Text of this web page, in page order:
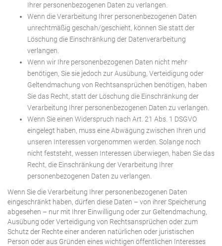
Ihrer personenbezogenen Daten zu verlangen.
Wenn die Verarbeitung Ihrer personenbezogenen Daten
unrechtmäßig geschah/geschieht, können Sie statt der
Löschung die Einschränkung der Datenverarbeitung
verlangen.
Wenn wir Ihre personenbezogenen Daten nicht mehr
benötigen, Sie sie jedoch zur Ausübung, Verteidigung oder
Geltendmachung von Rechtsansprüchen benötigen, haben
Sie das Recht, statt der Löschung die Einschränkung der
Verarbeitung Ihrer personenbezogenen Daten zu verlangen.
Wenn Sie einen Widerspruch nach Art. 21 Abs. 1 DSGVO
eingelegt haben, muss eine Abwägung zwischen Ihren und
unseren Interessen vorgenommen werden. Solange noch
nicht feststeht, wessen Interessen überwiegen, haben Sie das
Recht, die Einschränkung der Verarbeitung Ihrer
personenbezogenen Daten zu verlangen.
Wenn Sie die Verarbeitung Ihrer personenbezogenen Daten
eingeschränkt haben, dürfen diese Daten – von ihrer Speicherung
abgesehen – nur mit Ihrer Einwilligung oder zur Geltendmachung,
Ausübung oder Verteidigung von Rechtsansprüchen oder zum
Schutz der Rechte einer anderen natürlichen oder juristischen
Person oder aus Gründen eines wichtigen öffentlichen Interesses